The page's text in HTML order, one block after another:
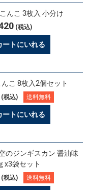
んこ 3枚入 小分け
(税込)
ートにいれる
こ 8枚入2個セット
税込) 送料無料
ートにいれる
のジンギスカン 醤油味
x3袋セット
税込) 送料無料